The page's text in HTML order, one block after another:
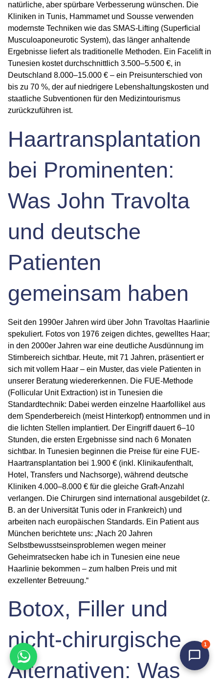
natürliche, aber spürbare Verbesserung wünschen. Die
Kliniken in Tunis, Hammamet und Sousse verwenden
modernste Techniken wie das SMAS-Lifting (Superficial
Musculoaponeurotic System), das länger anhaltende
Ergebnisse liefert als traditionelle Methoden. Ein Facelift in
Tunesien kostet durchschnittlich 3.500–5.500 €, in
Deutschland 8.000–15.000 € – ein Preisunterschied von
bis zu 70 %, der auf niedrigere Lebenshaltungskosten und
staatliche Subventionen für den Medizintourismus
zurückzuführen ist.
Haartransplantation
bei Prominenten:
Was John Travolta
und deutsche
Patienten
gemeinsam haben
Seit den 1990er Jahren wird über John Travoltas Haarlinie
spekuliert. Fotos von 1976 zeigen dichtes, gewelltes Haar;
in den 2000er Jahren war eine deutliche Ausdünnung im
Stirnbereich sichtbar. Heute, mit 71 Jahren, präsentiert er
sich mit vollem Haar – ein Muster, das viele Patienten in
unserer Beratung wiedererkennen. Die FUE-Methode
(Follicular Unit Extraction) ist in Tunesien die
Standardtechnik: Dabei werden einzelne Haarfollikel aus
dem Spenderbereich (meist Hinterkopf) entnommen und in
die lichten Stellen implantiert. Der Eingriff dauert 6–10
Stunden, die ersten Ergebnisse sind nach 6 Monaten
sichtbar. In Tunesien beginnen die Preise für eine FUE-
Haartransplantation bei 1.900 € (inkl. Klinikaufenthalt,
Hotel, Transfers und Nachsorge), während deutsche
Kliniken 4.000–8.000 € für die gleiche Graft-Anzahl
verlangen. Die Chirurgen sind international ausgebildet (z.
B. an der Universität Tunis oder in Frankreich) und
arbeiten nach europäischen Standards. Ein Patient aus
München berichtete uns: „Nach 20 Jahren
Selbstbewusstseinsproblemen wegen meiner
Geheimratsecken habe ich in Tunesien eine neue
Haarlinie bekommen – zum halben Preis und mit
exzellenter Betreuung.“
Botox, Filler und
nicht-chirurgische
Alternativen: Was
1